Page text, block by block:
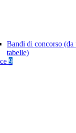
Bandi di concorso (da
tabelle)
9